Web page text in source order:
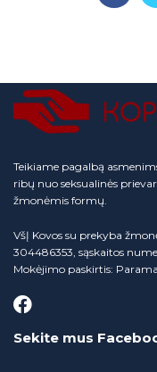
Teikiame pagalbą
ribų nuo seksualinės
žmonėmis formų.
VšĮ Kovos su prekyba
304486353, sąskaitos
Mokėjimo paskirtis:
Sekite mus